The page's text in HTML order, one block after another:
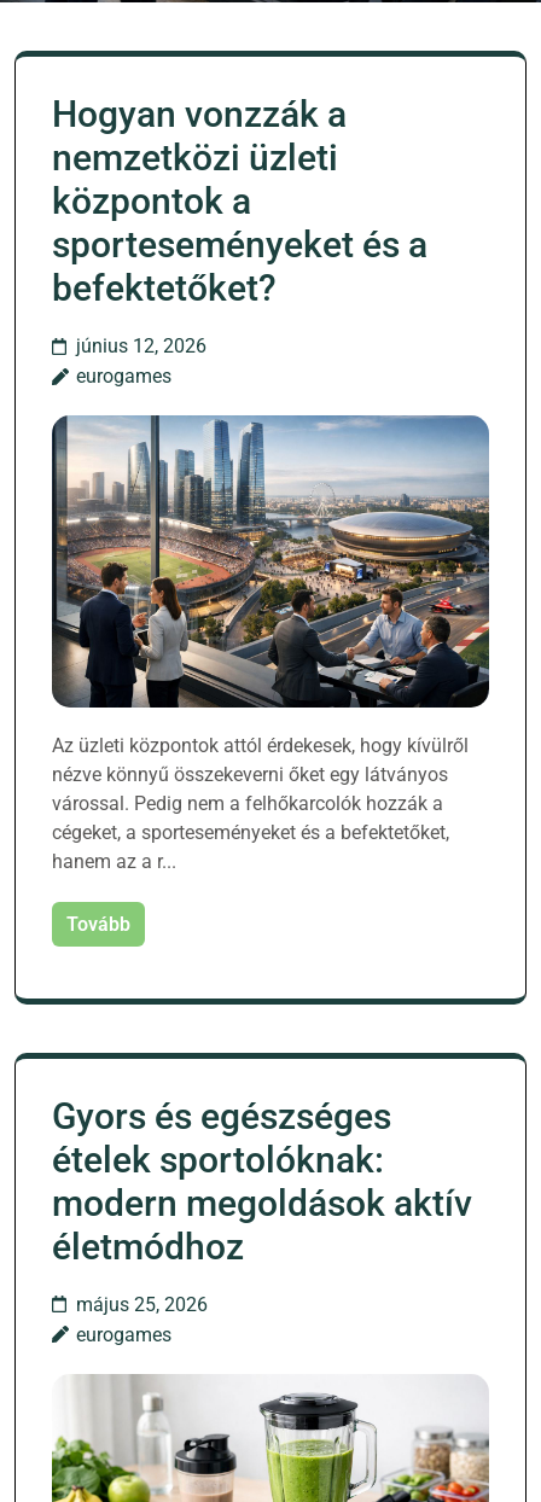
Hogyan vonzzák a
nemzetközi üzleti
központok a
sporteseményeket és a
befektetőket?
június 12, 2026
eurogames
Az üzleti központok attól érdekesek, hogy kívülről
nézve könnyű összekeverni őket egy látványos
várossal. Pedig nem a felhőkarcolók hozzák a
cégeket, a sporteseményeket és a befektetőket,
hanem az a r...
Tovább
Gyors és egészséges
ételek sportolóknak:
modern megoldások aktív
életmódhoz
május 25, 2026
eurogames